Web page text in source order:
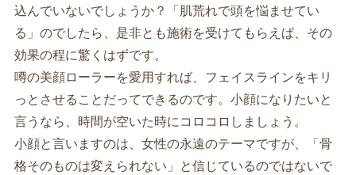
込んでいないでしょうか？「肌荒れで頭を悩ませてい
る」のでしたら、是非とも施術を受けてもらえば、その
効果の程に驚くはずです。
噂の美顔ローラーを愛用すれば、フェイスラインをキリ
っとさせることだってできるのです。小顔になりたいと
言うなら、時間が空いた時にコロコロしましょう。
小顔と言いますのは、女性の永遠のテーマですが、「骨
格そのものは変えられない」と信じているのではないで